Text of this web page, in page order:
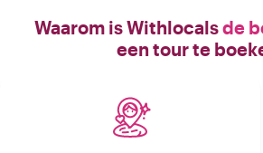
Waarom is Withlocalsde
een tour te